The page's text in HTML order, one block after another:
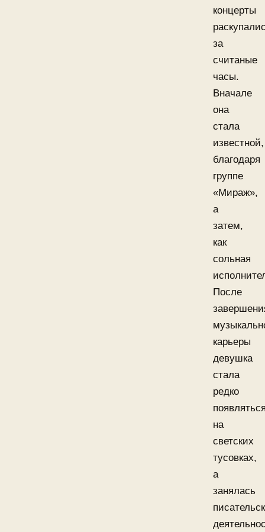
концерты
за
считаные
часы.
Вначале
она
стала
известной,
благодаря
группе
«Мираж»,
а
затем,
как
сольная
После
карьеры
девушка
стала
редко
на
светских
тусовках,
а
занялась